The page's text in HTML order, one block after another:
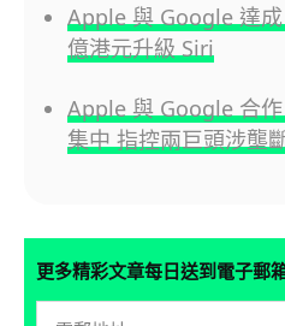
Apple 與 Google 達
億港元升級 Siri
Apple 與 Google 合
集中 指控兩巨頭涉壟
更多精彩文章每日送到電子郵